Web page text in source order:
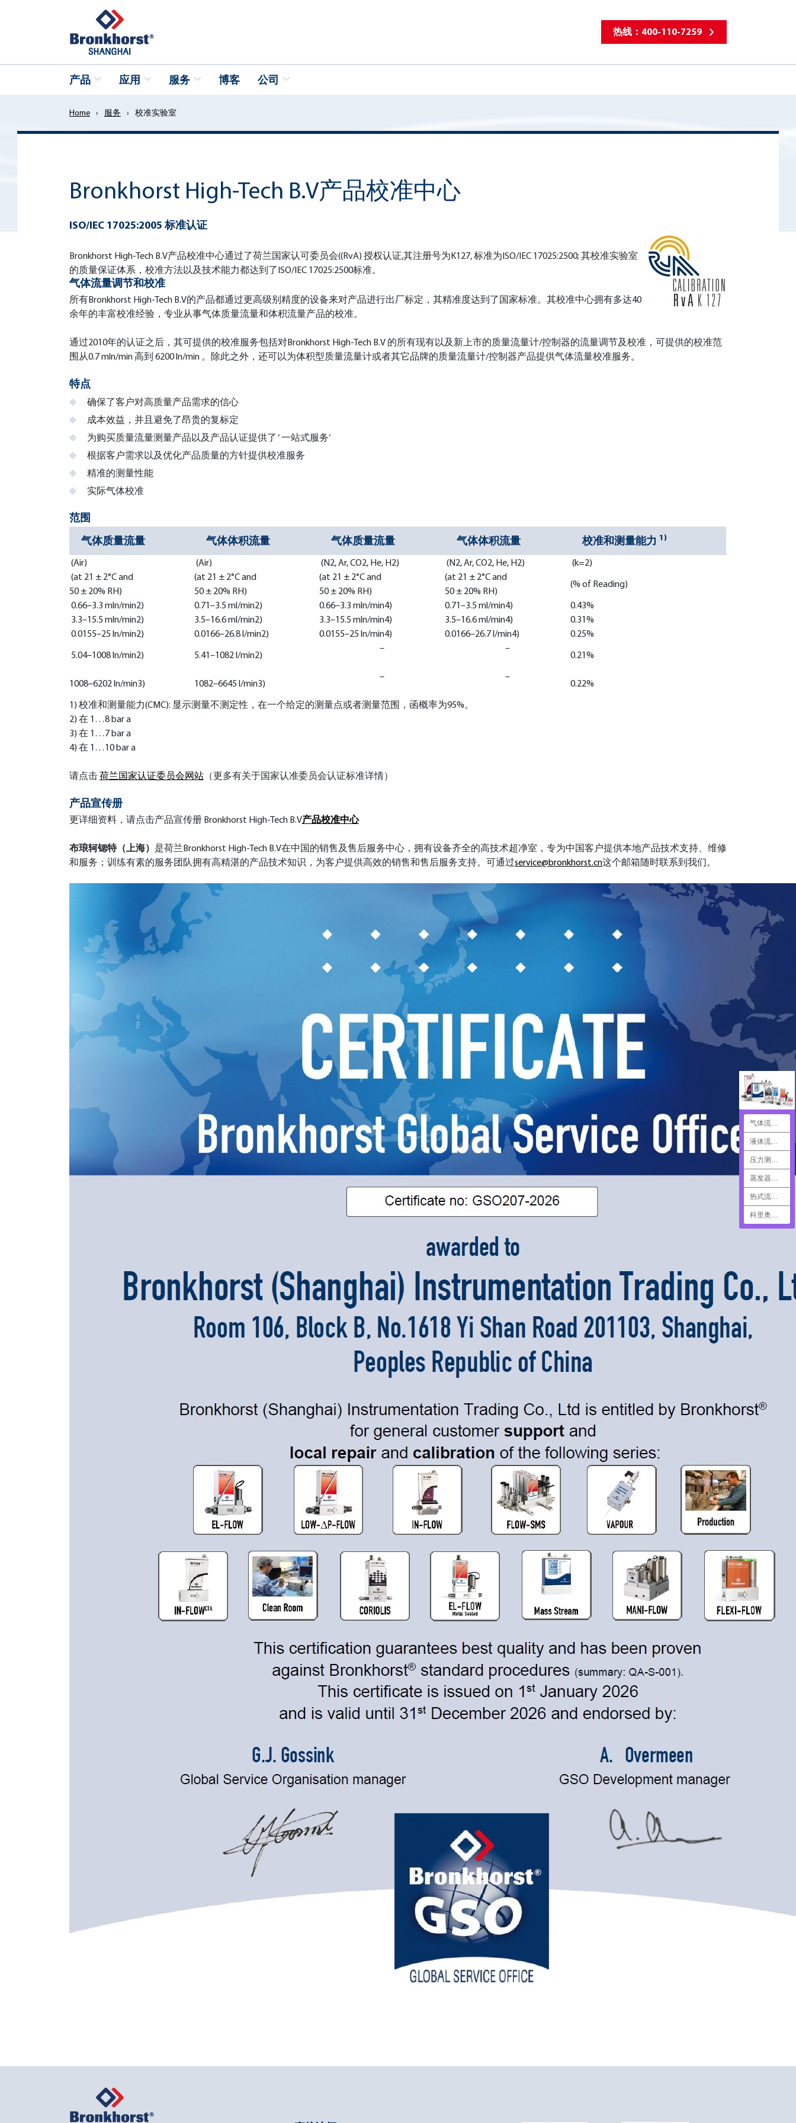
热线：400-110-7259
产品 应用 服务 博客 公司
Home › 服务 › 校准实验室
Bronkhorst High-Tech B.V产品校准中心
ISO/IEC 17025:2005 标准认证
Bronkhorst High-Tech B.V产品校准中心通过了荷兰国家认可委员会((RvA) 授权认证,其注册号为K127, 标准为ISO/IEC 17025:2500; 其校准实验室
的质量保证体系，校准方法以及技术能力都达到了ISO/IEC 17025:2500标准。
气体流量调节和校准
所有Bronkhorst High-Tech B.V的产品都通过更高级别精度的设备来对产品进行出厂标定，其精准度达到了国家标准。其校准中心拥有多达40
余年的丰富校准经验，专业从事气体质量流量和体积流量产品的校准。
通过2010年的认证之后，其可提供的校准服务包括对Bronkhorst High-Tech B.V 的所有现有以及新上市的质量流量计/控制器的流量调节及校准，可提供的校准范
围从0.7 mln/min 高到 6200 ln/min 。除此之外，还可以为体积型质量流量计或者其它品牌的质量流量计/控制器产品提供气体流量校准服务。
特点
确保了客户对高质量产品需求的信心
成本效益，并且避免了昂贵的复标定
为购买质量流量测量产品以及产品认证提供了 ‘ 一站式服务’
根据客户需求以及优化产品质量的方针提供校准服务
精准的测量性能
实际气体校准
范围
气体质量流量
气体体积流量 气体质量流量 气体体积流量 校准和测量能力 1)
(Air) (Air) (N2, Ar, CO2, He, H2) (N2, Ar, CO2, He, H2)
(k=2)
(at 21 ± 2°C and
50 ± 20% RH)
(at 21 ± 2°C and
50 ± 20% RH)
(at 21 ± 2°C and
50 ± 20% RH)
(at 21 ± 2°C and
50 ± 20% RH)
(% of Reading)
0.66–3.3 mln/min2)
0.71–3.5 ml/min2) 0.66–3.3 mln/min4) 0.71–3.5 ml/min4)
0.43%
3.3–15.5 mln/min2)
3.5–16.6 ml/min2) 3.3–15.5 mln/min4) 3.5–16.6 ml/min4)
0.31%
0.0155–25 ln/min2)
0.0166–26.8 l/min2) 0.0155–25 ln/min4) 0.0166–26.7 l/min4)
0.25%
5.04–1008 ln/min2)
5.41–1082 l/min2)
– –
0.21%
1008–6202 ln/min3) 1082–6645 l/min3)
– –
0.22%
1) 校准和测量能力(CMC): 显示测量不测定性，在一个给定的测量点或者测量范围，函概率为95%。
2) 在 1…8 bar a
3) 在 1…7 bar a
4) 在 1…10 bar a
请点击荷兰国家认证委员会网站 （更多有关于国家认准委员会认证标准详情）
产品宣传册
更详细资料，请点击产品宣传册 Bronkhorst High-Tech B.V产品校准中心
布琅轲锶特（上海） 是荷兰Bronkhorst High-Tech B.V在中国的销售及售后服务中心，拥有设备齐全的高技术超净室，专为中国客户提供本地产品技术支持、维修
和服务；训练有素的服务团队拥有高精湛的产品技术知识，为客户提供高效的销售和售后服务支持。可通过service@bronkhorst.cn这个邮箱随时联系到我们。